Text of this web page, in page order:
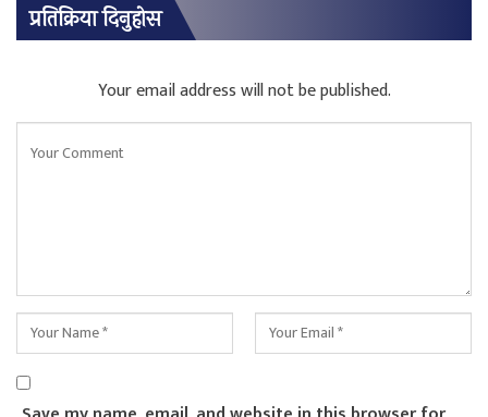
प्रतिक्रिया दिनुहोस
Your email address will not be published.